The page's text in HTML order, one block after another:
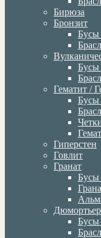
Бирюза
Бронзит
Бусы
Бусы
Гематит /
Бусы
Гиперстен
Говлит
Гранат
Бусы
Бусы